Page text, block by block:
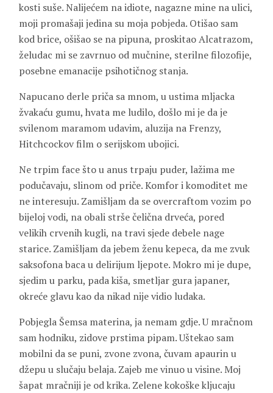
kosti suše. Nalijećem na idiote, nagazne mine na ulici,
moji promašaji jedina su moja pobjeda. Otišao sam
kod brice, ošišao se na pipuna, proskitao Alcatrazom,
želudac mi se zavrnuo od mučnine, sterilne filozofije,
posebne emanacije psihotičnog stanja.
Napucano derle priča sa mnom, u ustima mljacka
žvakaću gumu, hvata me ludilo, došlo mi je da je
svilenom maramom udavim, aluzija na Frenzy,
Hitchcockov film o serijskom ubojici.
Ne trpim face što u anus trpaju puder, lažima me
podučavaju, slinom od priče. Komfor i komoditet me
ne interesuju. Zamišljam da se overcraftom vozim po
bijeloj vodi, na obali strše čelična drveća, pored
velikih crvenih kugli, na travi sjede debele nage
starice. Zamišljam da jebem ženu kepeca, da me zvuk
saksofona baca u delirijum ljepote. Mokro mi je dupe,
sjedim u parku, pada kiša, smetljar gura japaner,
okreće glavu kao da nikad nije vidio ludaka.
Pobjegla Šemsa materina, ja nemam gdje. U mračnom
sam hodniku, zidove prstima pipam. Uštekao sam
mobilni da se puni, zvone zvona, čuvam apaurin u
džepu u slučaju belaja. Zajeb me vinuo u visine. Moj
šapat mračniji je od krika. Zelene kokoške kljucaju